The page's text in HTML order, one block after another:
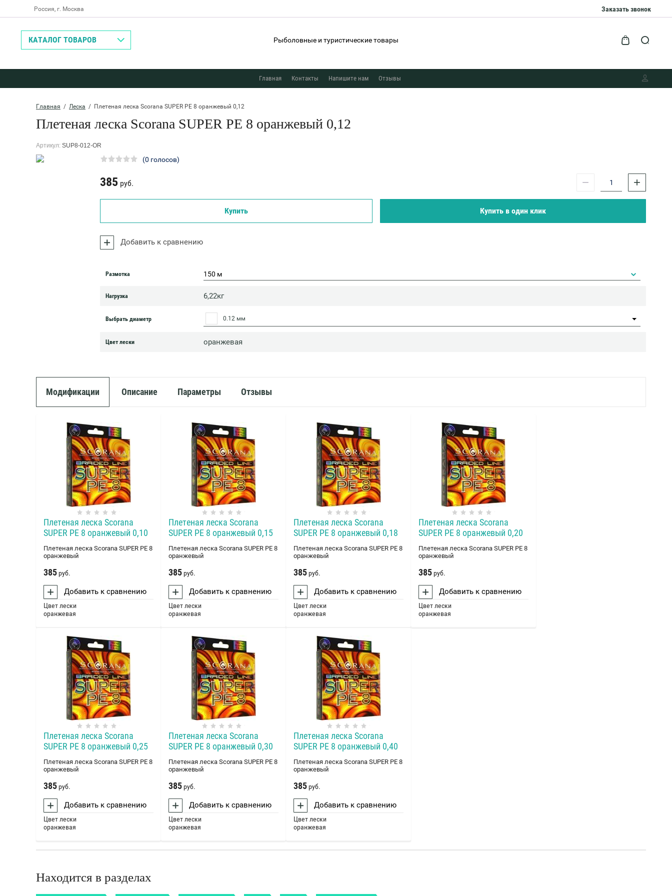
Назад
Россия, г. Москва Заказать звонок
КАТАЛОГ ТОВАРОВ Рыболовные и туристические товары
Главная Контакты Напишите нам Отзывы
Главная
  /
Леска
  /  Плетеная леска Scorana SUPER PE 8 оранжевый 0,12
Плетеная леска Scorana SUPER PE 8 оранжевый 0,12
Артикул: SUP8-012-OR
(0 голосов)
385 руб. − +
Купить Купить в один клик
Добавить к сравнению
Размотка 150 м
Нагрузка 6,22кг
Выбрать диаметр 0.12 мм
Цвет лески оранжевая
Модификации Описание Параметры Отзывы
Плетеная леска Scorana
SUPER PE 8 оранжевый 0,10
Плетеная леска Scorana SUPER PE 8
оранжевый
385 руб.
Добавить к сравнению
Цвет лески
оранжевая
Плетеная леска Scorana
SUPER PE 8 оранжевый 0,15
Плетеная леска Scorana SUPER PE 8
оранжевый
385 руб.
Добавить к сравнению
Цвет лески
оранжевая
Плетеная леска Scorana
SUPER PE 8 оранжевый 0,18
Плетеная леска Scorana SUPER PE 8
оранжевый
385 руб.
Добавить к сравнению
Цвет лески
оранжевая
Плетеная леска Scorana
SUPER PE 8 оранжевый 0,20
Плетеная леска Scorana SUPER PE 8
оранжевый
385 руб.
Добавить к сравнению
Цвет лески
оранжевая
Плетеная леска Scorana
SUPER PE 8 оранжевый 0,25
Плетеная леска Scorana SUPER PE 8
оранжевый
385 руб.
Добавить к сравнению
Цвет лески
оранжевая
Плетеная леска Scorana
SUPER PE 8 оранжевый 0,30
Плетеная леска Scorana SUPER PE 8
оранжевый
385 руб.
Добавить к сравнению
Цвет лески
оранжевая
Плетеная леска Scorana
SUPER PE 8 оранжевый 0,40
Плетеная леска Scorana SUPER PE 8
оранжевый
385 руб.
Добавить к сравнению
Цвет лески
оранжевая
Находится в разделах